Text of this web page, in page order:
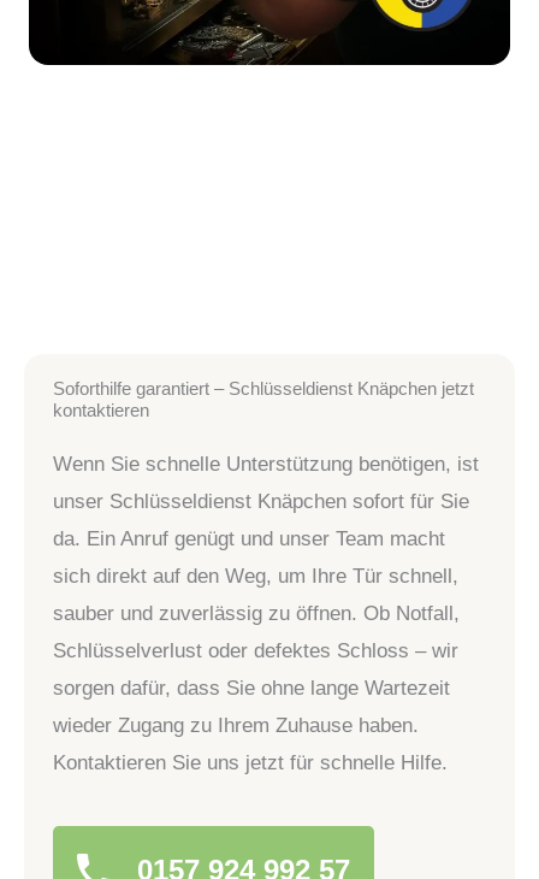
Soforthilfe garantiert – Schlüsseldienst Knäpchen jetzt
kontaktieren
Wenn Sie schnelle Unterstützung benötigen, ist
unser Schlüsseldienst Knäpchen sofort für Sie
da. Ein Anruf genügt und unser Team macht
sich direkt auf den Weg, um Ihre Tür schnell,
sauber und zuverlässig zu öffnen. Ob Notfall,
Schlüsselverlust oder defektes Schloss – wir
sorgen dafür, dass Sie ohne lange Wartezeit
wieder Zugang zu Ihrem Zuhause haben.
Kontaktieren Sie uns jetzt für schnelle Hilfe.
0157 924 992 57